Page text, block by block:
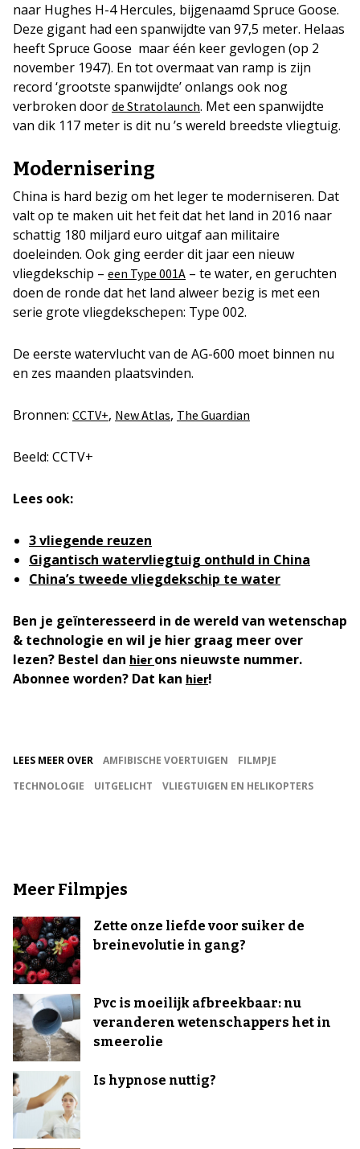
naar Hughes H-4 Hercules, bijgenaamd Spruce Goose.
Deze gigant had een spanwijdte van 97,5 meter. Helaas
heeft Spruce Goose maar één keer gevlogen (op 2
november 1947). En tot overmaat van ramp is zijn
record ‘grootste spanwijdte’ onlangs ook nog
verbroken door de Stratolaunch. Met een spanwijdte
van dik 117 meter is dit nu ’s wereld breedste vliegtuig.
Modernisering
China is hard bezig om het leger te moderniseren. Dat
valt op te maken uit het feit dat het land in 2016 naar
schattig 180 miljard euro uitgaf aan militaire
doeleinden. Ook ging eerder dit jaar een nieuw
vliegdekschip – een Type 001A – te water, en geruchten
doen de ronde dat het land alweer bezig is met een
serie grote vliegdekschepen: Type 002.
De eerste watervlucht van de AG-600 moet binnen nu
en zes maanden plaatsvinden.
Bronnen: CCTV+, New Atlas, The Guardian
Beeld: CCTV+
Lees ook:
3 vliegende reuzen
Gigantisch watervliegtuig onthuld in China
China’s tweede vliegdekschip te water
Ben je geïnteresseerd in de wereld van wetenschap
& technologie en wil je hier graag meer over
lezen? Bestel dan hierons nieuwste nummer.
Abonnee worden? Dat kan hier!
LEES MEER OVER AMFIBISCHE VOERTUIGEN
FILMPJE
TECHNOLOGIE
UITGELICHT VLIEGTUIGEN EN HELIKOPTERS
Meer Filmpjes
Zette onze liefde voor suiker de
breinevolutie in gang?
Pvc is moeilijk afbreekbaar: nu
veranderen wetenschappers het in
smeerolie
Is hypnose nuttig?